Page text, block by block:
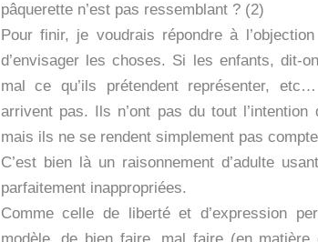
pâquerette n’est pas ressemblant ? (2)
Pour finir, je voudrais répondre à
d’envisager les choses. Si les enfants, dit-
mal ce qu’ils prétendent représenter,
arrivent pas. Ils n’ont pas du tout
mais ils ne se rendent simplement pas
C’est bien là un raisonnement d’adulte
parfaitement inappropriées.
Comme celle de liberté et d’expression